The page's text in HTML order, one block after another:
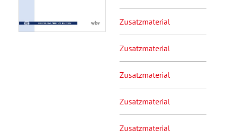
Zusatzmaterial
Zusatzmaterial
Zusatzmaterial
Zusatzmaterial
Zusatzmaterial